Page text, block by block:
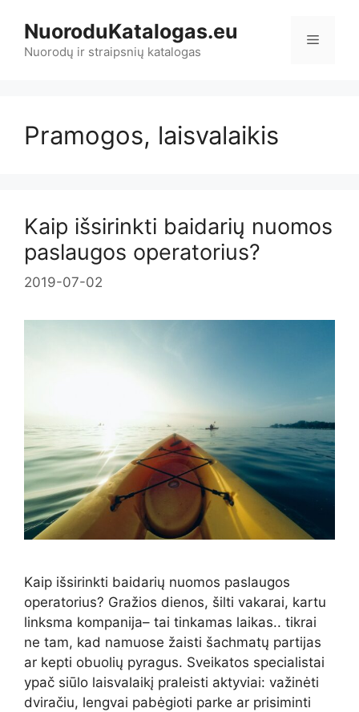
turinio
NuoroduKatalogas.eu
Nuorodų ir straipsnių katalogas
Meniu
Pramogos, laisvalaikis
Kaip išsirinkti baidarių nuomos
paslaugos operatorius?
2019-07-02
Kaip išsirinkti baidarių nuomos paslaugos
operatorius? Gražios dienos, šilti vakarai, kartu
linksma kompanija– tai tinkamas laikas.. tikrai
ne tam, kad namuose žaisti šachmatų partijas
ar kepti obuolių pyragus. Sveikatos specialistai
ypač siūlo laisvalaikį praleisti aktyviai: važinėti
dviračiu, lengvai pabėgioti parke ar prisiminti